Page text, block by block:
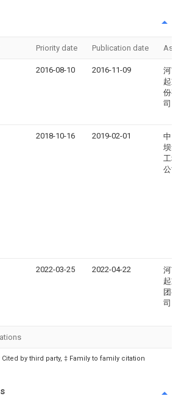
Priority date Publication date
2016-08-10 2016-11-09
河南
起重
份有
司
2018-10-16 2019-02-01
中国
坝集
工程
公司
2022-03-25 2022-04-22
河南
起重
团有
司
by third party, ‡ Family to family citation